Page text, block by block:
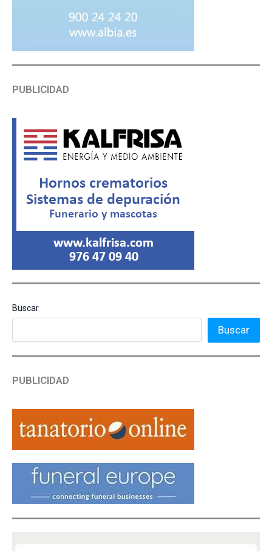
PUBLICIDAD
Buscar
Buscar
PUBLICIDAD